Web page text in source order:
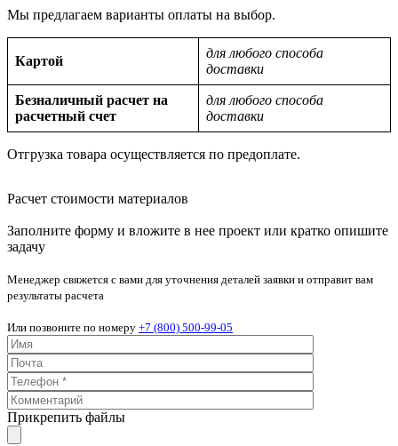
Мы предлагаем варианты оплаты на выбор.
Картой
для любого способа
доставки
Безналичный расчет на
расчетный счет
для любого способа
доставки
Отгрузка товара осуществляется по предоплате.
Расчет стоимости материалов
Заполните форму и вложите в нее проект или кратко опишите
задачу
Менеджер свяжется с вами для уточнения деталей заявки и отправит вам
результаты расчета
Или позвоните по номеру +7 (800) 500-99-05
Прикрепить файлы